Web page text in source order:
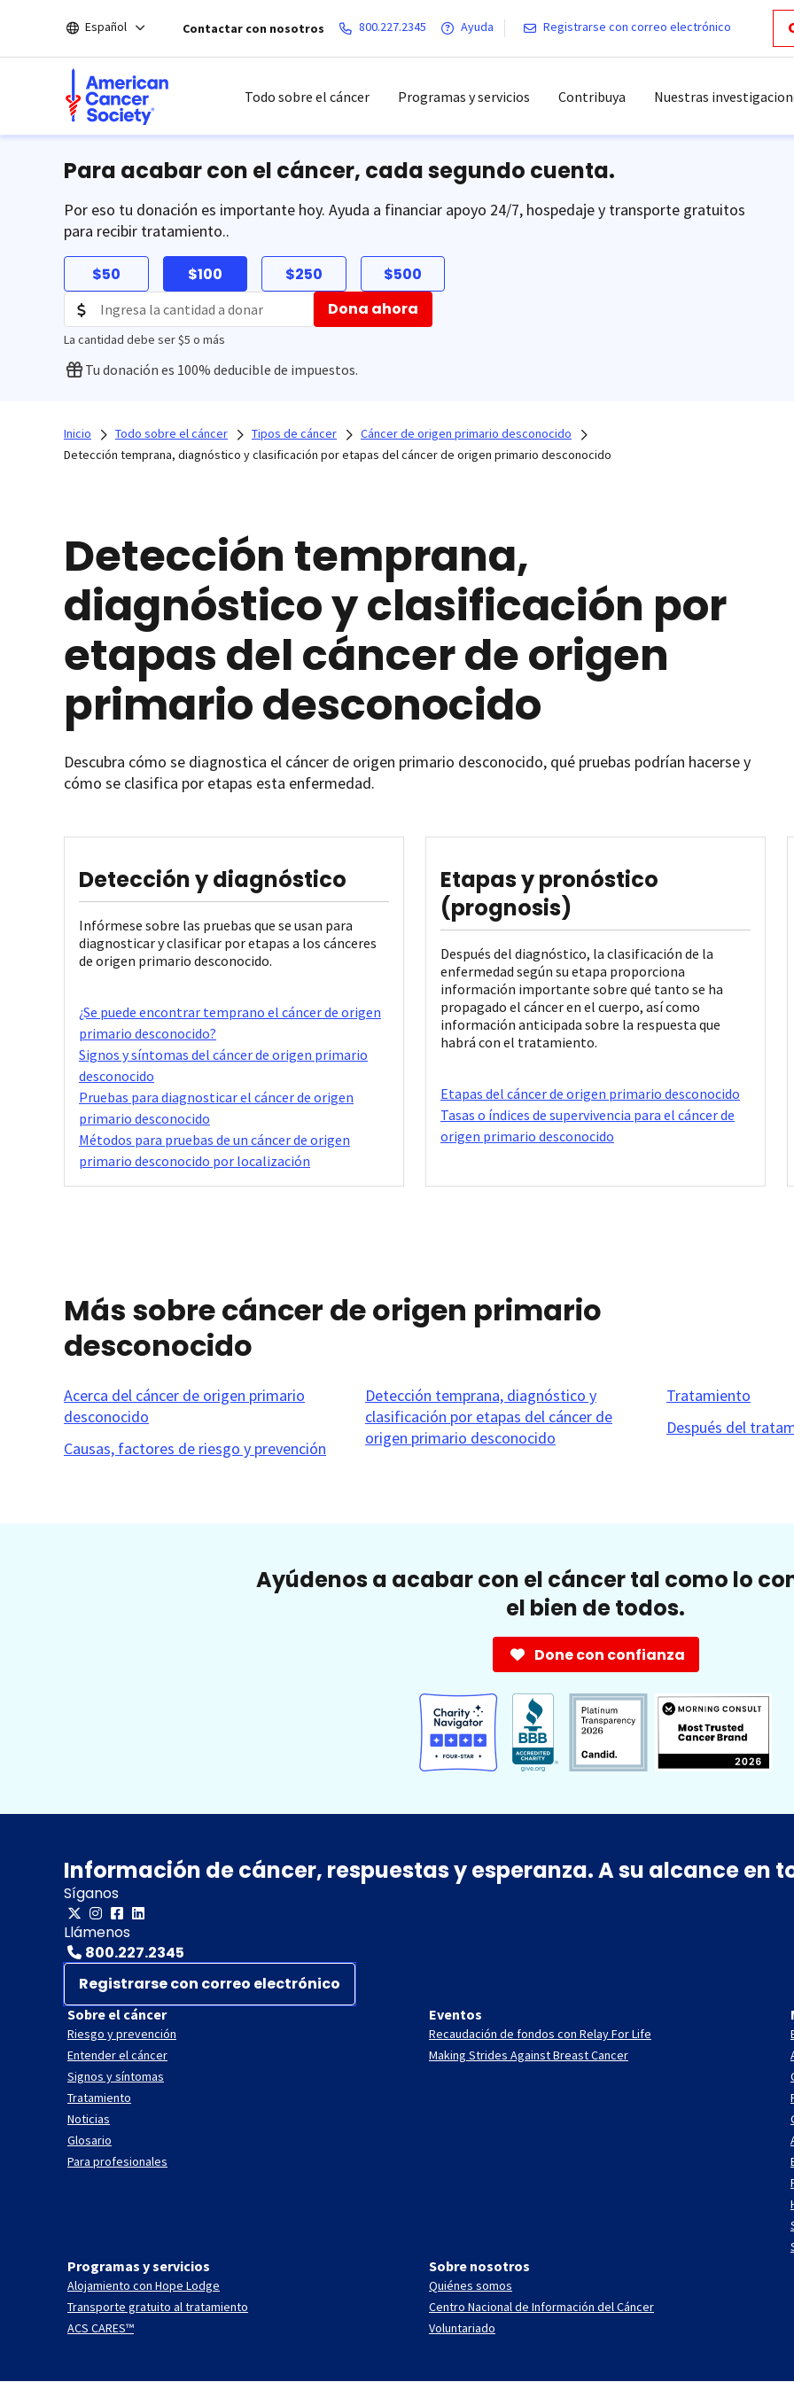
el
Español Contactar con nosotros 800.227.2345 Ayuda Registrarse con correo electrónico
Todo sobre el cáncer Programas y servicios Contribuya Nuestras
Para acabar con el cáncer, cada segundo cuenta.
Por eso tu donación es importante hoy. Ayuda a financiar apoyo 24/7, hospedaje y transporte gratuitos
para recibir tratamiento..
$50 $100 $250 $500
La cantidad debe ser $5 o más
Dona ahora
Tu donación es 100% deducible de impuestos.
Inicio Todo sobre el cáncer Tipos de cáncer
Cáncer de origen primario desconocido
Detección temprana, diagnóstico y clasificación por etapas del cáncer de origen primario desconocido
Detección temprana,
diagnóstico y clasificación por
etapas del cáncer de origen
primario desconocido
Descubra cómo se diagnostica el cáncer de origen primario desconocido, qué pruebas podrían hacerse y
cómo se clasifica por etapas esta enfermedad.
Detección y diagnóstico
Infórmese sobre las pruebas que se usan para
diagnosticar y clasificar por etapas a los cánceres
de origen primario desconocido.
¿Se puede encontrar temprano el cáncer de origen
primario desconocido?
Signos y síntomas del cáncer de origen primario
desconocido
Pruebas para diagnosticar el cáncer de origen
primario desconocido
Métodos para pruebas de un cáncer de origen
primario desconocido por localización
Etapas y pronóstico
(prognosis)
Después del diagnóstico, la clasificación de la
enfermedad según su etapa proporciona
información importante sobre qué tanto se ha
propagado el cáncer en el cuerpo, así como
información anticipada sobre la respuesta que
habrá con el tratamiento.
Etapas del cáncer de origen primario desconocido
Tasas o índices de supervivencia para el cáncer de
origen primario desconocido
Más sobre cáncer de origen primario
desconocido
Acerca del cáncer de origen primario
desconocido
Causas, factores de riesgo y prevención
Detección temprana, diagnóstico y
clasificación por etapas del cáncer de
origen primario desconocido
Tratamiento
Después del
Ayúdenos a acabar con el cáncer tal como lo
el bien de todos.
Done con confianza
Información de cáncer, respuestas y esperanza. A su alcance en
Síganos
Llámenos
800.227.2345
Registrarse con correo electrónico
Sobre el cáncer
Riesgo y prevención
Entender el cáncer
Signos y síntomas
Tratamiento
Noticias
Glosario
Para profesionales
Eventos
Recaudación de fondos con Relay For Life
Making Strides Against Breast Cancer
Programas y servicios
Alojamiento con Hope Lodge
Transporte gratuito al tratamiento
ACS CARES™
Sobre nosotros
Quiénes somos
Centro Nacional de Información del Cáncer
Voluntariado